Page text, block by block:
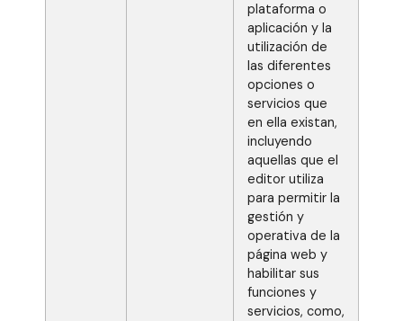
plataforma o
aplicación y la
utilización de
las diferentes
opciones o
servicios que
en ella existan,
incluyendo
aquellas que el
editor utiliza
para permitir la
gestión y
operativa de la
página web y
habilitar sus
funciones y
servicios, como,